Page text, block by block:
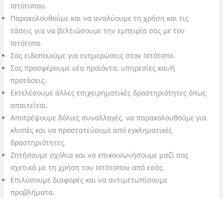
Ιστότοπου.
Παρακολουθούμε και να αναλύουμε τη χρήση και τις
τάσεις για να βελτιώσουμε την εμπειρία σας με τον
Ιστότοπο.
Σας ειδοποιούμε για ενημερώσεις στον Ιστότοπο.
Σας προσφέρουμε νέα προϊόντα, υπηρεσίες και/ή
προτάσεις.
Εκτελέσουμε άλλες επιχειρηματικές δραστηριότητες όπως
απαιτείται.
Αποτρέψουμε δόλιες συναλλαγές, να παρακολουθούμε για
κλοπές και να προστατεύουμε από εγκληματικές
δραστηριότητες.
Ζητήσουμε σχόλια και να επικοινωνήσουμε μαζί σας
σχετικά με τη χρήση του Ιστότοπου από εσάς.
Επιλύσουμε διαφορές και να αντιμετωπίσουμε
προβλήματα.